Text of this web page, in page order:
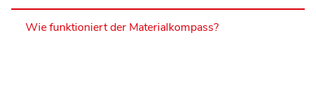
Wie funktioniert der Materialkompass?